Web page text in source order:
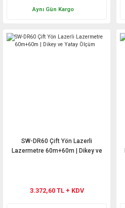
Aynı Gün Kargo
SW-DR60 Çift Yön Lazerli
Lazermetre 60m+60m | Dikey ve
3.372,60 TL + KDV